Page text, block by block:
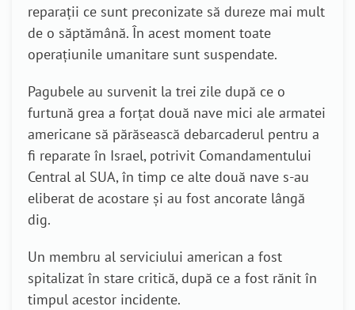
reparații ce sunt preconizate să dureze mai mult
de o săptămână. În acest moment toate
operațiunile umanitare sunt suspendate.
Pagubele au survenit la trei zile după ce o
furtună grea a forțat două nave mici ale armatei
americane să părăsească debarcaderul pentru a
fi reparate în Israel, potrivit Comandamentului
Central al SUA, în timp ce alte două nave s-au
eliberat de acostare și au fost ancorate lângă
dig.
Un membru al serviciului american a fost
spitalizat în stare critică, după ce a fost rănit în
timpul acestor incidente.